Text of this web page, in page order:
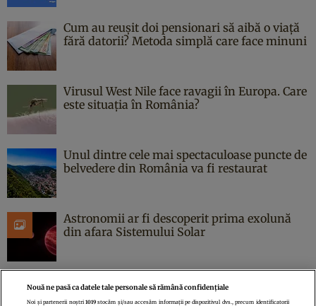
Cum au reușit doi pensionari să aibă o viață
fără datorii? Metoda simplă care face minuni
Virusul West Nile face ravagii în Europa. Care
este situația în România?
Unul dintre cele mai spectaculoase puncte de
belvedere din România va fi restaurat
Astronomii ar fi descoperit prima exolună
din afara Sistemului Solar
Nouă ne pasă ca datele tale personale să rămână confidențiale
Noi și partenerii noștri1019 stocăm și/sau accesăm informații pe dispozitivul dvs., precum identificatorii